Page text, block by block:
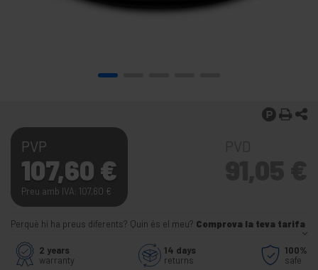
PVP
107,60 €
Preu amb IVA: 107,60 €
Perquè hi ha preus diferents? Quin és el meu? Comprova la teva tarifa
2 years
warranty
14 days
returns
100%
safe